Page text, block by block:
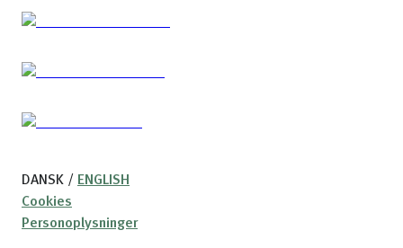
DANSK / ENGLISH
Cookies
Personoplysninger